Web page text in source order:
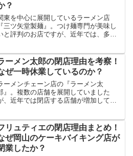
？
東を中心に展開しているラーメン店
『三ツ矢堂製麺』。つけ麺専門が美味し
と評判のお店ですが、近年では、多く
知り、 「あれだけ美味しいのに、なん
閉店しているの？」 「...
ーメン太郎の閉店理由を考察！
ぜ一時休業しているのか？
ーメンチェーン店の『ラーメン太
』。複数の店舗を展開していました
、近年では閉店する店舗が増加してい
？」 「ラーメン太郎が閉店した理由っ
何？」といった疑問を持つ...
リュティエの閉店理由まとめ！
ぜ岡山のケーキバイキング店が
業したか？